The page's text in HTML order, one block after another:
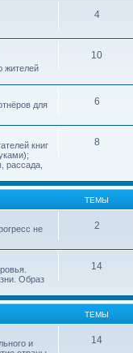
4
жителей
10
для
6
книг
рассада,
8
ТЕМЫ
не
2
Образ
14
ТЕМЫ
и
14